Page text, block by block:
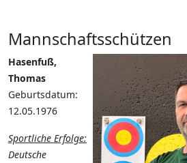
Mannschaftsschützen
Hasenfuß,
Thomas
Geburtsdatum:
12.05.1976
Sportliche Erfolge:
Deutsche